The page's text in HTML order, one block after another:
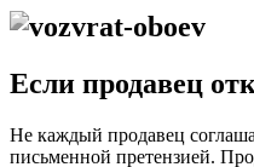
Если продавец
Не каждый продавец
письменной претензией.